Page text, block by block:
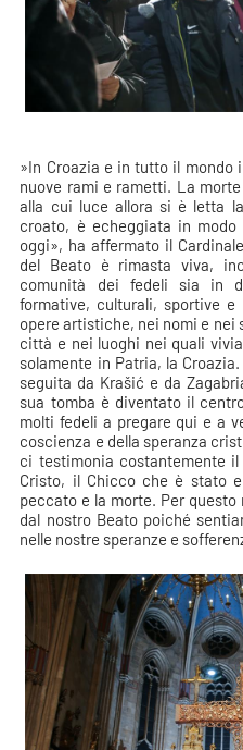
»In Croazia e in tutto il
nuove rami e rametti. La
alla cui luce allora si è letta
croato, è echeggiata in
oggi», ha affermato il
del Beato è rimasta viva,
comunità dei fedeli sia in
formative, culturali, sportive
opere artistiche, nei nomi e nei
città e nei luoghi nei quali
solamente in Patria, la
seguita da Krašić e da
sua tomba è diventato il
molti fedeli a pregare qui e a
coscienza e della speranza
ci testimonia costantemente il
Cristo, il Chicco che è stato
peccato e la morte. Per
dal nostro Beato poiché
nelle nostre speranze e